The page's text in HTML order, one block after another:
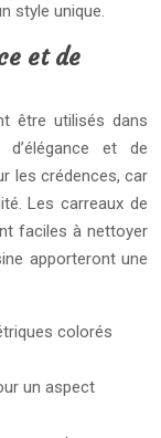
style unique.
et de
être utilisés dans
et de
les crédences, car
Les carreaux de
faciles à nettoyer
apporteront une
colorés
un aspect